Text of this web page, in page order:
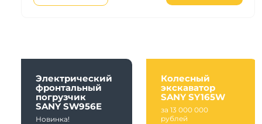
Электрический
фронтальный
погрузчик
SANY SW956E
Новинка!
Колесный
экскаватор
SANY SY165W
за 13 000 000
рублей